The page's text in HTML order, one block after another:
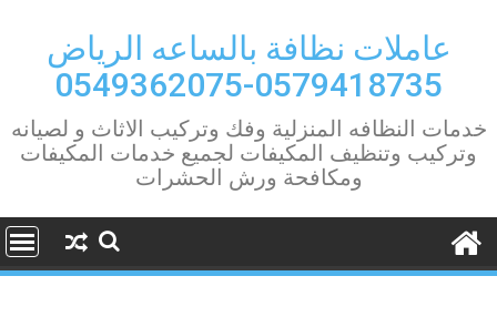
contentعاملات نظافة بالساعه الرياض
0579418735-0549362075
خدمات النظافه المنزلية وفك وتركيب الاثاث و لصيانه
وتركيب وتنظيف المكيفات لجميع خدمات المكيفات
ومكافحة ورش الحشرات